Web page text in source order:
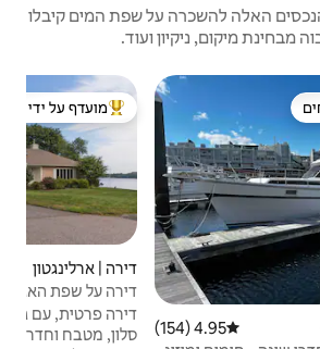
קיבלו
בקרב נכסים מועדפים על ידי אורחים
על ידי אורחים
ארלינגטון דירוג ממוצע של 4.98 מתוך 5, 215 ביקורות
4.98 (215)
על שפת האגם, פטיו, ג'קוזי, מקלחת
פרטית, עם גישה לכספת, כולל חדר שינה,
מטבח וחדר רחצה. פרטית מהציבור,
נוף
3 חדרי שינה